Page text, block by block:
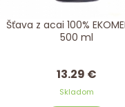
Šťava z acai 100%
500 ml
13.29 €
Skladom